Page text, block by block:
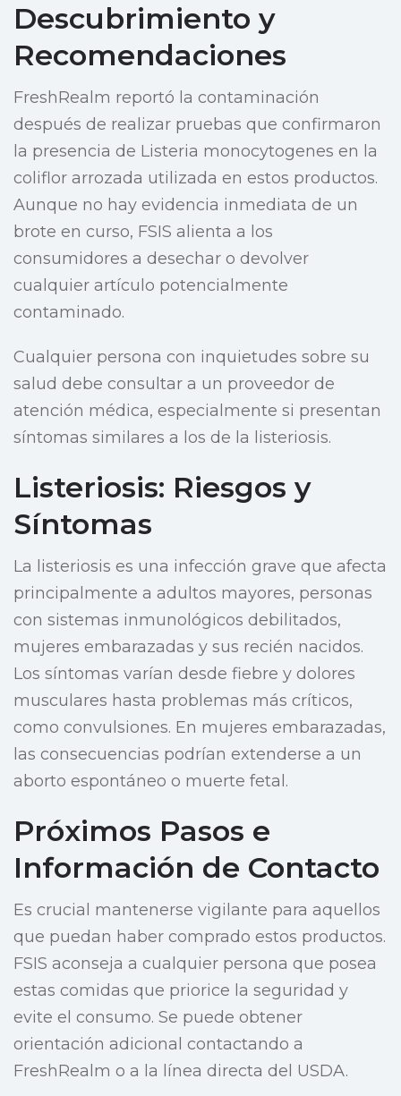
Descubrimiento y
Recomendaciones
FreshRealm reportó la contaminación
después de realizar pruebas que confirmaron
la presencia de Listeria monocytogenes en la
coliflor arrozada utilizada en estos productos.
Aunque no hay evidencia inmediata de un
brote en curso, FSIS alienta a los
consumidores a desechar o devolver
cualquier artículo potencialmente
contaminado.
Cualquier persona con inquietudes sobre su
salud debe consultar a un proveedor de
atención médica, especialmente si presentan
síntomas similares a los de la listeriosis.
Listeriosis: Riesgos y
Síntomas
La listeriosis es una infección grave que afecta
principalmente a adultos mayores, personas
con sistemas inmunológicos debilitados,
mujeres embarazadas y sus recién nacidos.
Los síntomas varían desde fiebre y dolores
musculares hasta problemas más críticos,
como convulsiones. En mujeres embarazadas,
las consecuencias podrían extenderse a un
aborto espontáneo o muerte fetal.
Próximos Pasos e
Información de Contacto
Es crucial mantenerse vigilante para aquellos
que puedan haber comprado estos productos.
FSIS aconseja a cualquier persona que posea
estas comidas que priorice la seguridad y
evite el consumo. Se puede obtener
orientación adicional contactando a
FreshRealm o a la línea directa del USDA.